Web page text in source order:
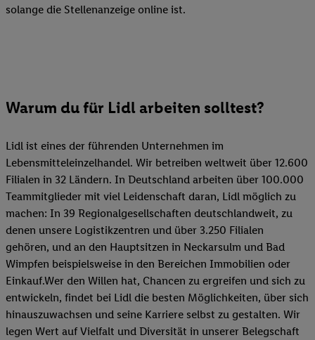
solange die Stellenanzeige online ist.
Warum du für Lidl arbeiten solltest?
Lidl ist eines der führenden Unternehmen im
Lebensmitteleinzelhandel. Wir betreiben weltweit über 12.600
Filialen in 32 Ländern. In Deutschland arbeiten über 100.000
Teammitglieder mit viel Leidenschaft daran, Lidl möglich zu
machen: In 39 Regionalgesellschaften deutschlandweit, zu
denen unsere Logistikzentren und über 3.250 Filialen
gehören, und an den Hauptsitzen in Neckarsulm und Bad
Wimpfen beispielsweise in den Bereichen Immobilien oder
Einkauf.Wer den Willen hat, Chancen zu ergreifen und sich zu
entwickeln, findet bei Lidl die besten Möglichkeiten, über sich
hinauszuwachsen und seine Karriere selbst zu gestalten. Wir
legen Wert auf Vielfalt und Diversität in unserer Belegschaft